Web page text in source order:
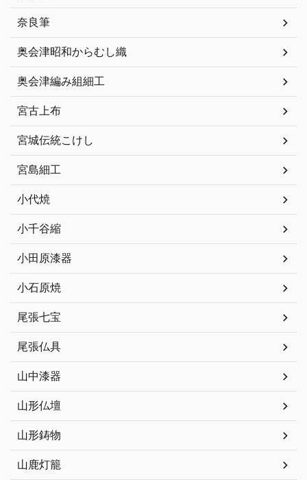
奈良筆
奥会津昭和からむし織
奥会津編み組細工
宮古上布
宮城伝統こけし
宮島細工
小代焼
小千谷縮
小田原漆器
小石原焼
尾張七宝
尾張仏具
山中漆器
山形仏壇
山形鋳物
山鹿灯籠